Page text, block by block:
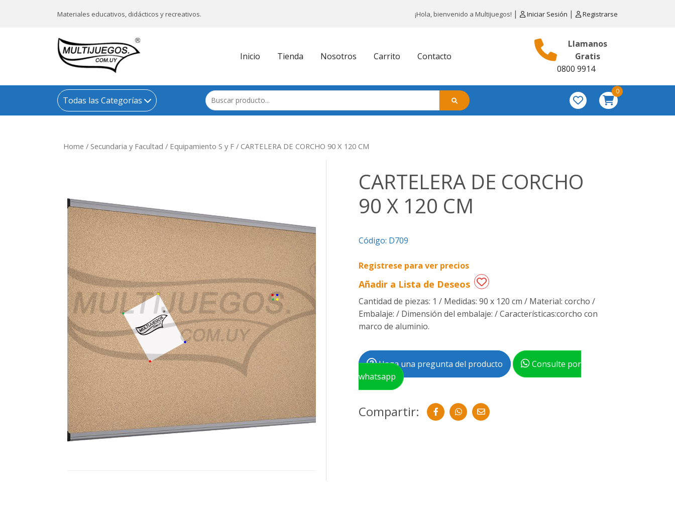
Materiales educativos, didácticos y recreativos. ¡Hola, bienvenido a Multijuegos! | Iniciar Sesión | Registrarse
Inicio Tienda Nosotros Carrito Contacto
Llamanos
Gratis
0800 9914
Todas las Categorías
0
Home / Secundaria y Facultad / Equipamiento S y F / CARTELERA DE CORCHO 90 X 120 CM
CARTELERA DE CORCHO
90 X 120 CM
Código: D709
Registrese para ver precios
Añadir a Lista de Deseos
Cantidad de piezas: 1 / Medidas: 90 x 120 cm / Material: corcho /
Embalaje: / Dimensión del embalaje: / Características:corcho con
marco de aluminio.
Haga una pregunta del producto
Consulte por
whatsapp
Compartir: